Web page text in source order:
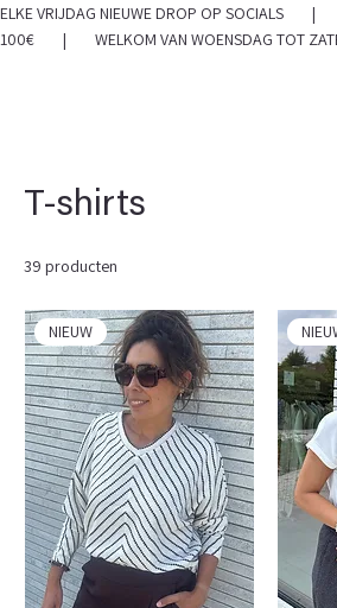
ELKE VRIJDAG NIEUWE DROP OP SOCIALS |
100€ | WELKOM VAN WOENSDAG TOT
T-shirts
39 producten
NIEUW